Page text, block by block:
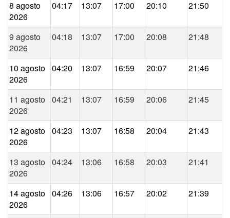
8 agosto
2026
04:17 13:07 17:00 20:10 21:50
9 agosto
2026
04:18 13:07 17:00 20:08 21:48
10 agosto
2026
04:20 13:07 16:59 20:07 21:46
11 agosto
2026
04:21 13:07 16:59 20:06 21:45
12 agosto
2026
04:23 13:07 16:58 20:04 21:43
13 agosto
2026
04:24 13:06 16:58 20:03 21:41
14 agosto
2026
04:26 13:06 16:57 20:02 21:39